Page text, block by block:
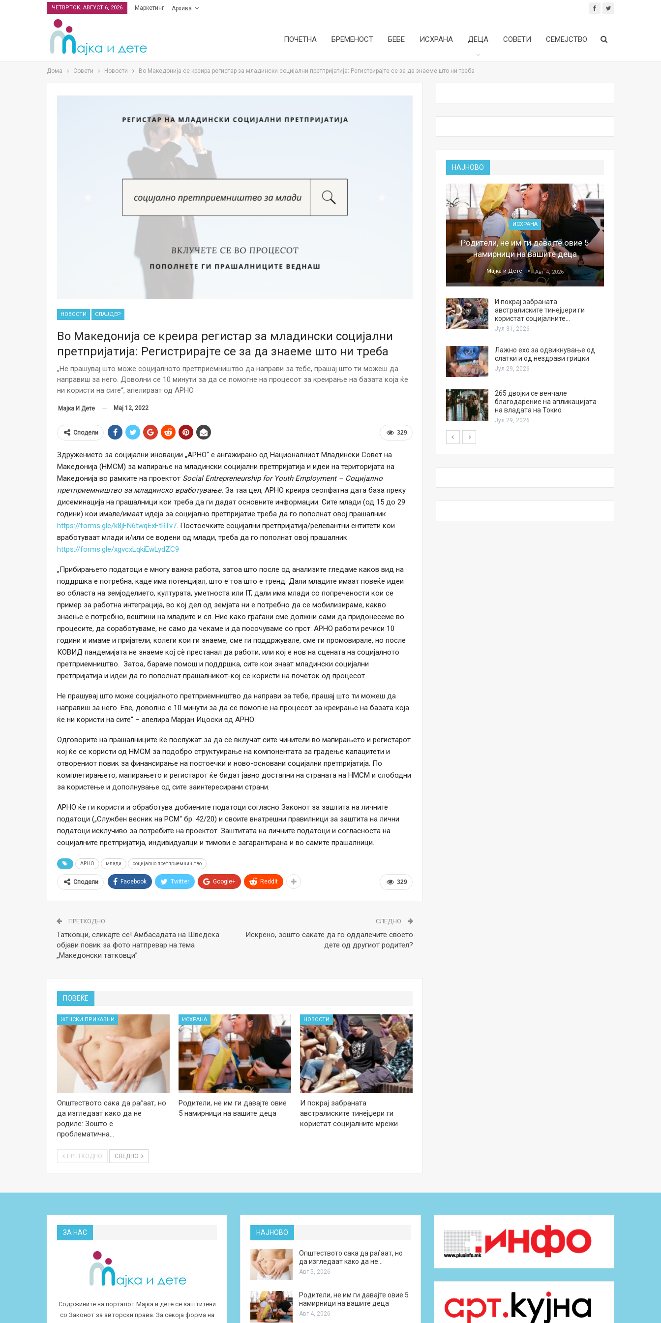
ЧЕТВРТОК, АВГУСТ 6, 2026 Маркетинг Архива
ПОЧЕТНА БРЕМЕНОСТ БЕБЕ ИСХРАНА ДЕЦА СОВЕТИ СЕМЕЈСТВО
Дома Совети Новости Во Македонија се креира регистар за младински социјални претпријатија: Регистрирајте се за да знаеме што ни треба
НОВОСТИ СЛАЈДЕР
Во Македонија се креира регистар за младински социјални
претпријатија: Регистрирајте се за да знаеме што ни треба
„Не прашувај што може социјалното претприемништво да направи за тебе, прашај што ти можеш да
направиш за него. Доволни се 10 минути за да се помогне на процесот за креирање на базата која ќе
ни користи на сите“, апелираат од АРНО
Мајка И Дете Мај 12, 2022
329
Сподели
Здружението за социјални иновации „АРНО“ е ангажирано од Националниот Младински Совет на
Македонија (НМСМ) за мапирање на младински социјални претпријатија и идеи на територијата на
Македонија во рамките на проектот Social Entrepreneurship for Youth Employment – Социјално
претприемништво за младинско вработување. За таа цел, АРНО креира сеопфатна дата база преку
дисеминација на прашалници кои треба да ги дадат основните информации. Сите млади (од 15 до 29
години) кои имале/имаат идеја за социјално претпријатие треба да го пополнат овој прашалник
https://forms.gle/k8jFN6twqExFtRTv7. Постоечките социјални претпријатија/релевантни ентитети кои
вработуваат млади и/или се водени од млади, треба да го пополнат овој прашалник
https://forms.gle/xgvcxLqkiEwLydZC9
„Прибирањето податоци е многу важна работа, затоа што после од анализите гледаме каков вид на
поддршка е потребна, каде има потенцијал, што е тоа што е тренд. Дали младите имаат повеќе идеи
во областа на земјоделието, културата, уметноста или IT, дали има млади со попречености кои се
пример за работна интеграција, во кој дел од земјата ни е потребно да се мобилизираме, какво
знаење е потребно, вештини на младите и сл. Ние како граѓани сме должни сами да придонесеме во
процесите, да соработуваме, не само да чекаме и да посочуваме со прст. АРНО работи речиси 10
години и имаме и пријатели, колеги кои ги знаеме, сме ги поддржувале, сме ги промовирале, но после
КОВИД пандемијата не знаеме кој сѐ престанал да работи, или кој е нов на сцената на социјалното
претприемништво. Затоа, бараме помош и поддршка, сите кои знаат младински социјални
претпријатија и идеи да го пополнат прашалникот-кој се користи на почеток од процесот.
Не прашувај што може социјалното претприемништво да направи за тебе, прашај што ти можеш да
направиш за него. Еве, доволно е 10 минути за да се помогне на процесот за креирање на базата која
ќе ни користи на сите“ – апелира Марјан Ицоски од АРНО.
Одговорите на прашалниците ќе послужат за да се вклучат сите чинители во мапирањето и регистарот
кој ќе се користи од НМСМ за подобро структуирање на компонентата за градење капацитети и
отворениот повик за финансирање на постоечки и ново-основани социјални претпријатија. По
комплетирањето, мапирањето и регистарот ќе бидат јавно достапни на страната на НМСМ и слободни
за користење и дополнување од сите заинтересирани страни.
АРНО ќе ги користи и обработува добиените податоци согласно Законот за заштита на личните
податоци („Службен весник на РСМ“ бр. 42/20) и своите внатрешни правилници за заштита на лични
податоци исклучиво за потребите на проектот. Заштитата на личните податоци и согласноста на
социјалните претпријатија, индивидуалци и тимови е загарантирана и во самите прашалници.
АРНО млади социјално претприемништво
329
Сподели Facebook Twitter Google+ ReddIt
ПРЕТХОДНО
Татковци, сликајте се! Амбасадата на Шведска
објави повик за фото натпревар на тема
„Македонски татковци”
СЛЕДНО
Искрено, зошто сакате да го оддалечите своето
дете од другиот родител?
ПОВЕЌЕ
ЖЕНСКИ ПРИКАЗНИ
Општеството сака да раѓаат, но
да изгледаат како да не
родиле: Зошто е
проблематична…
ИСХРАНА
Родители, не им ги давајте овие
5 намирници на вашите деца
НОВОСТИ
И покрај забраната
австралиските тинејџери ги
користат социјалните мрежи
ПРЕТХОДНО СЛЕДНО
НАЈНОВО
Мајка и Дете
Австралијка роди четири
идентични ќерки: Чудо што се
случува еднаш на…
Јул 21, 2026
ИСХРАНА
Родители, не им ги давајте овие 5
намирници на вашите деца
Мајка и Дете Авг 4, 2026
И покрај забраната
австралиските тинејџери ги
користат социјалните…
Јул 31, 2026
Лажно ехо за одвикнување од
слатки и од нездрави грицки
Јул 29, 2026
265 двојки се венчале
благодарение на апликацијата
на владата на Токио
Јул 29, 2026
ЗА НАС
Содржините на порталот Мајка и дете се заштитени
со Законот за авторски права. За секоја форма на
НАЈНОВО
Општеството сака да раѓаат, но
да изгледаат како да не…
Авг 5, 2026
Родители, не им ги давајте овие 5
намирници на вашите деца
Авг 4, 2026